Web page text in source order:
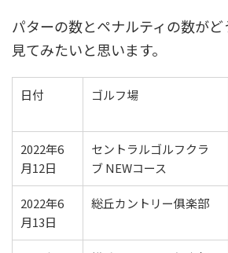
パターの数とペナルティの数が
見てみたいと思います。
日付 ゴルフ場
2022年6
月12日
セントラルゴルフクラ
ブ NEWコース
2022年6
月13日
総丘カントリー俱楽部